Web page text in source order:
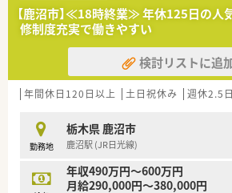
【鹿沼市】≪18時終業≫ 年休125日の人
修制度充実で働きやすい
検討リストに追
年間休日120日以上 土日祝休み 週休2.5
勤務地
栃木県 鹿沼市
鹿沼駅 (JR日光線)
年収490万円～600万円
月給290,000円～380,000円